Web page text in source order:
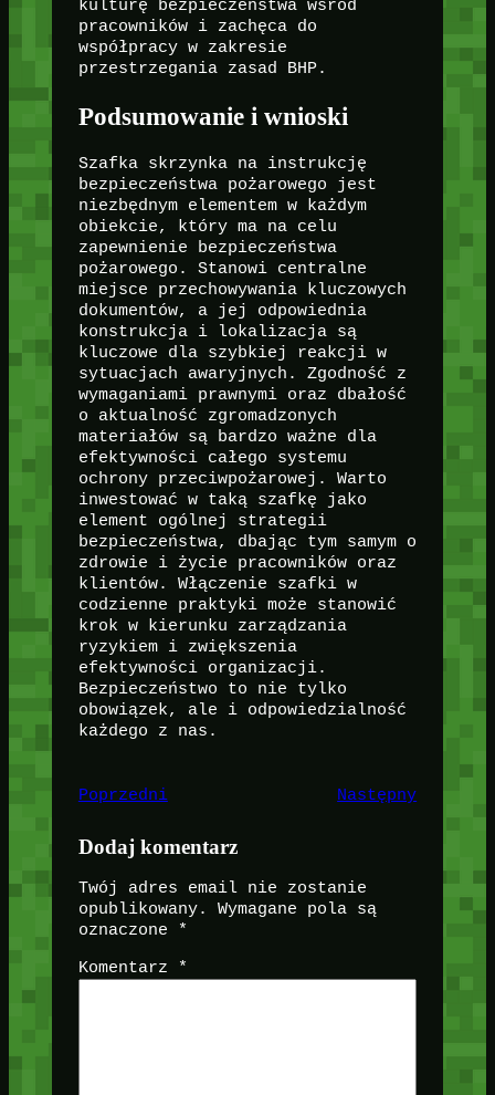
kulturę bezpieczeństwa wśród
pracowników i zachęca do
współpracy w zakresie
przestrzegania zasad BHP.
Podsumowanie i wnioski
Szafka skrzynka na instrukcję
bezpieczeństwa pożarowego jest
niezbędnym elementem w każdym
obiekcie, który ma na celu
zapewnienie bezpieczeństwa
pożarowego. Stanowi centralne
miejsce przechowywania kluczowych
dokumentów, a jej odpowiednia
konstrukcja i lokalizacja są
kluczowe dla szybkiej reakcji w
sytuacjach awaryjnych. Zgodność z
wymaganiami prawnymi oraz dbałość
o aktualność zgromadzonych
materiałów są bardzo ważne dla
efektywności całego systemu
ochrony przeciwpożarowej. Warto
inwestować w taką szafkę jako
element ogólnej strategii
bezpieczeństwa, dbając tym samym o
zdrowie i życie pracowników oraz
klientów. Włączenie szafki w
codzienne praktyki może stanowić
krok w kierunku zarządzania
ryzykiem i zwiększenia
efektywności organizacji.
Bezpieczeństwo to nie tylko
obowiązek, ale i odpowiedzialność
każdego z nas.
Poprzedni Następny
Dodaj komentarz
Twój adres email nie zostanie
opublikowany.
Wymagane pola są
oznaczone
*
Komentarz *